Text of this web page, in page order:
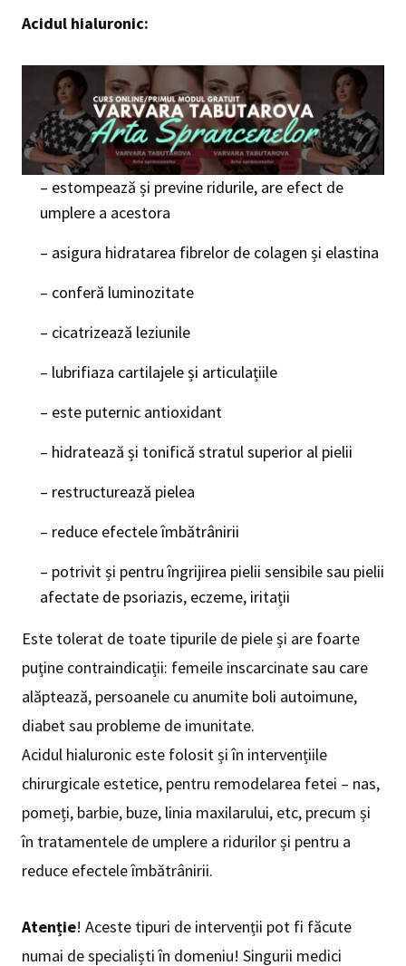
Acidul hialuronic:
– estompează și previne ridurile, are efect de
umplere a acestora
– asigura hidratarea fibrelor de colagen și elastina
– conferă luminozitate
– cicatrizează leziunile
– lubrifiaza cartilajele și articulațiile
– este puternic antioxidant
– hidratează și tonifică stratul superior al pielii
– restructurează pielea
– reduce efectele îmbătrânirii
– potrivit și pentru îngrijirea pielii sensibile sau pielii
afectate de psoriazis, eczeme, iritații
Este tolerat de toate tipurile de piele și are foarte
puține contraindicații: femeile inscarcinate sau care
alăptează, persoanele cu anumite boli autoimune,
diabet sau probleme de imunitate.
Acidul hialuronic este folosit și în intervențiile
chirurgicale estetice, pentru remodelarea fetei – nas,
pomeți, barbie, buze, linia maxilarului, etc, precum și
în tratamentele de umplere a ridurilor și pentru a
reduce efectele îmbătrânirii.
Atenție! Aceste tipuri de intervenții pot fi făcute
numai de specialiști în domeniu! Singurii medici